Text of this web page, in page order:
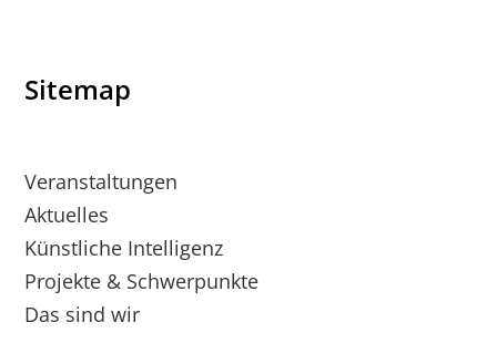
Sitemap
Veranstaltungen
Aktuelles
Künstliche Intelligenz
Projekte & Schwerpunkte
Das sind wir